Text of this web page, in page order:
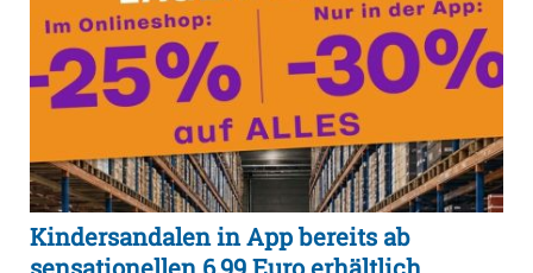
Kindersandalen in App bereits ab